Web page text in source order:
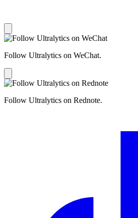
Follow Ultralytics on WeChat.
Follow Ultralytics on Rednote.